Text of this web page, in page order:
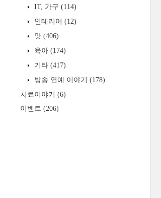
IT, 가구 (114)
인테리어 (12)
맛 (406)
육아 (174)
기타 (417)
방송 연예 이야기 (178)
치료이야기 (6)
이벤트 (206)